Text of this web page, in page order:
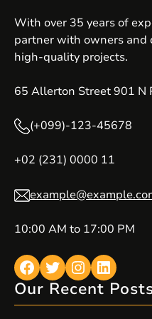
With over 35 years of
partner with owners and
high-quality projects.
65 Allerton Street 901 N
(+099)-123-45678
+02 (231) 0000 11
10:00 AM to 17:00 PM
Facebook Twitter Instagram LinkedIn
Our Recent